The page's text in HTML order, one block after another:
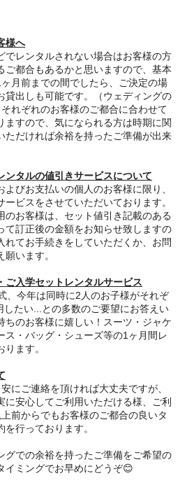
様へ
でレンタルされない場合はお客様の方
ご都合もあるかと思いますので、基本
月前までの間でしたら、ご決定の場
貸出しも可能です。（ウェディングの
れぞれのお客様のご都合に合わせて
ますので、気になられる方は時期に関
ただければ余裕を持ったご準備が出来
ンタルの値引きサービスについて
びお支払いの個人のお客様に限り、
ビスをさせていただいております。
のお客様は、セット値引き記載のある
て訂正後の金額をお知らせ致しますの
れてお手続きをしていただくか、お問
います。
ご入学セットレンタルサービス
、今年は同時に2人のお子様がそれぞ
たい...との多数のご要望にお答えい
ちのお客様に嬉しい！スーツ・ジャケ
ス・バッグ・シューズ等の1ヶ月間レ
ます。
にご連絡を頂ければ大丈夫ですが、
に安心してご利用いただける様、ご利
前からでもお客様のご都合の良いタ
行っております。
グでの余裕を持ったご準備をご希望の
イミングでお早めにどうぞ😊